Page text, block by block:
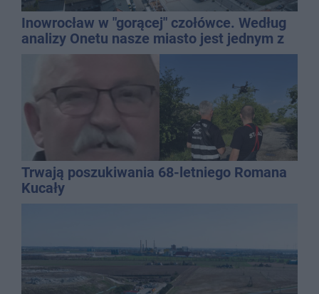
Inowrocław w "gorącej" czołówce. Według
analizy Onetu nasze miasto jest jednym z
najbardziej narażonych na upały
Trwają poszukiwania 68-letniego Romana
Kucały